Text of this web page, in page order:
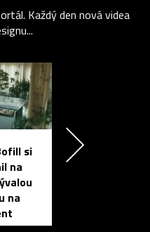
Každý den nová videa
si
na
na